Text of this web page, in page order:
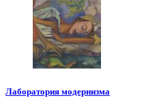
Лаборатория модернизма